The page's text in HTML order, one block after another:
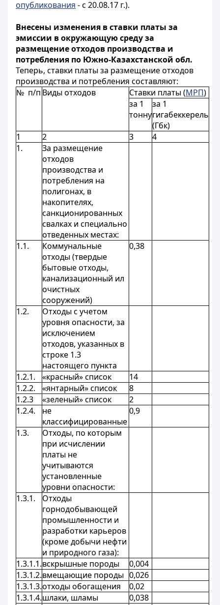
опубликования - с 20.08.17 г.).
Внесены изменения в ставки платы за
эмиссии в окружающую среду за
размещение отходов производства и
потребления по Южно-Казахстанской обл.
Теперь, ставки платы за размещение отходов
производства и потребления составляют:
№ п/п Виды отходов Ставки платы (МРП)
за 1
тонну
за 1
гигабеккерель
(Гбк)
1
2 3
4
1.
За размещение
отходов
производства и
потребления на
полигонах, в
накопителях,
санкционированных
свалках и специально
отведенных местах:
1.1.
Коммунальные
отходы (твердые
бытовые отходы,
канализационный ил
очистных
сооружений)
0,38
1.2.
Отходы с учетом
уровня опасности, за
исключением
отходов, указанных в
строке 1.3
настоящего пункта
1.2.1.
«красный» список
14
1.2.2.
«янтарный» список
8
1.2.3
«зеленый» список
2
1.2.4.
не
классифицированные
0,9
1.3.
Отходы, по которым
при исчислении
платы не
учитываются
установленные
уровни опасности:
1.3.1.
Отходы
горнодобывающей
промышленности и
разработки карьеров
(кроме добычи нефти
и природного газа):
1.3.1.1.вскрышные породы
0,004
1.3.1.2.вмещающие породы 0,026
1.3.1.3.отходы обогащения
0,02
1.3.1.4.шлаки, шламы
0,038